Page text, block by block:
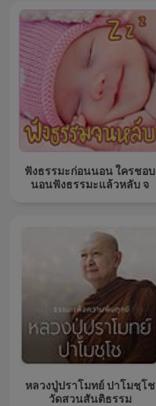
ฟังธรรมะก่อนนอน ใครชอบ
นอนฟังธรรมะแล้วหลับ จ
หลวงปู่ปราโมทย์ ปาโมชฺโช
วัดสวนสันติธรรม